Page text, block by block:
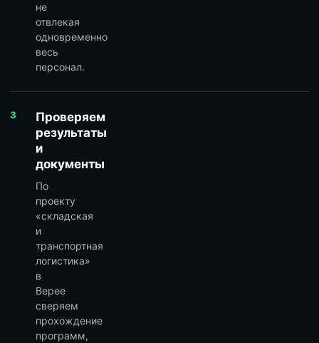
не
отвлекая
одновременно
весь
персонал.
3
Проверяем
результаты
и
документы
По
проекту
«складская
и
транспортная
логистика»
в
Верее
сверяем
прохождение
программ,